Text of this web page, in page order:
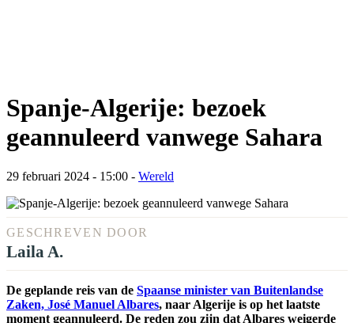
Spanje-Algerije: bezoek
geannuleerd vanwege Sahara
29 februari 2024 - 15:00 - Wereld
GESCHREVEN DOOR
Laila A.
De geplande reis van de Spaanse minister van Buitenlandse
Zaken, José Manuel Albares, naar Algerije is op het laatste
moment geannuleerd. De reden zou zijn dat Albares weigerde